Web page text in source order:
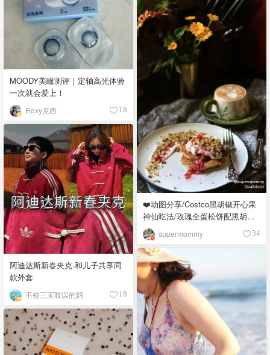
MOODY美瞳测评｜定轴高光体验
一次就会爱上！
Roxy克西 18
❤️动图分享/Costco黑胡椒开心果
神仙吃法/玫瑰全蛋松饼配黑胡椒
开心果碎太惊艳😍
supermommy 34
阿迪达斯新春夹克-和儿子共享同
款外套
不被三宝耽误的妈 18